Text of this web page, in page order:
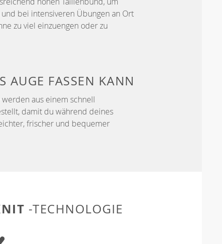
bei intensiveren Übungen an Ort
zu viel einzuengen oder zu
AUGE FASSEN KANN
aus einem schnell
damit du während deines
frischer und bequemer
-TECHNOLOGIE